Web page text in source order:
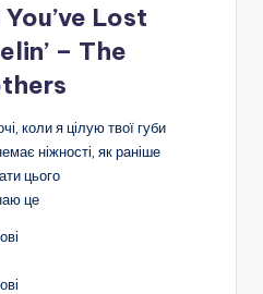
You’ve Lost
– The
коли я цілую твої губи
ніжності, як раніше
цього
це